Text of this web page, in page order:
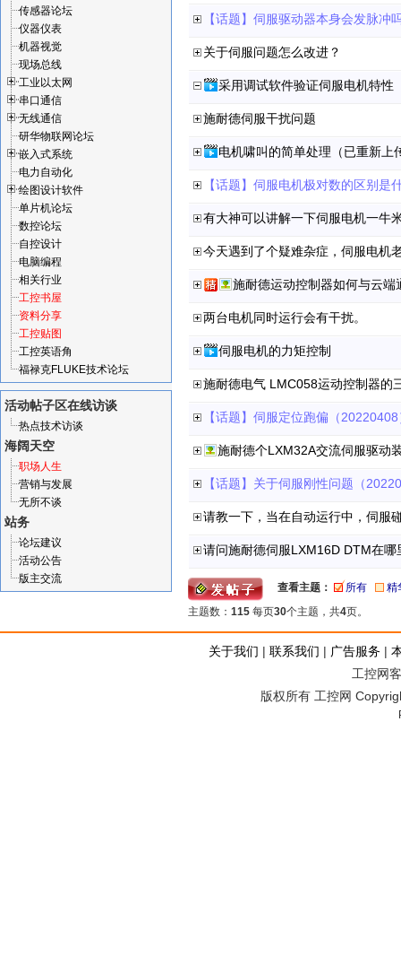
传感器论坛
仪器仪表
机器视觉
现场总线
工业以太网
串口通信
无线通信
研华物联网论坛
嵌入式系统
电力自动化
绘图设计软件
单片机论坛
数控论坛
自控设计
电脑编程
相关行业
工控书屋
资料分享
工控贴图
工控英语角
福禄克FLUKE技术论坛
活动帖子区在线访谈
热点技术访谈
海阔天空
职场人生
营销与发展
无所不谈
站务
论坛建议
活动公告
版主交流
【话题】伺服驱动器本身会发脉冲
关于伺服问题怎么改进？
采用调试软件验证伺服电机特性
施耐德伺服干扰问题
电机啸叫的简单处理（已重新上
【话题】伺服电机极对数的区别是
有大神可以讲解一下伺服电机一牛
今天遇到了个疑难杂症，伺服电机
施耐德运动控制器如何与云端
两台电机同时运行会有干扰。
伺服电机的力矩控制
施耐德电气 LMC058运动控制器的
【话题】伺服定位跑偏（20220408
施耐德个LXM32A交流伺服驱动
【话题】关于伺服刚性问题（
请教一下，当在自动运行中，伺服
请问施耐德伺服LXM16D DTM在
查看主题： 所有
精
主题数： 115 每页30个主题，共4页。
关于我们 | 联系我们 | 广告服务 |
工控网
版权所有 工控网